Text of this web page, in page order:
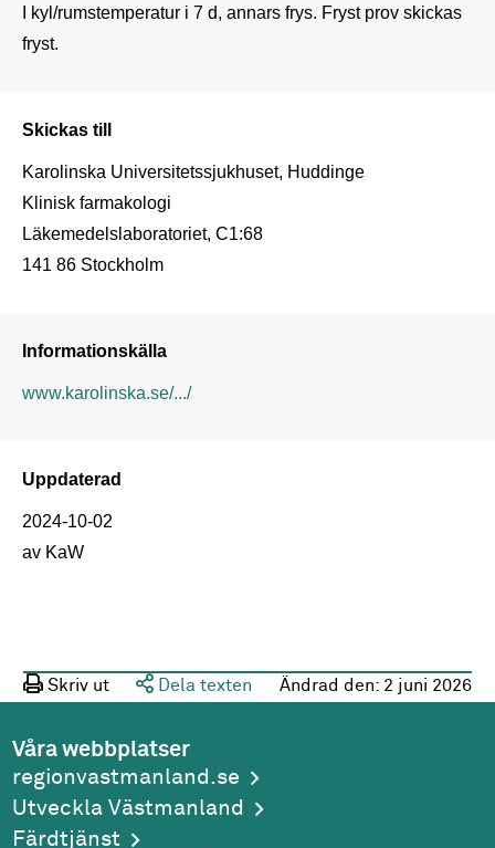
I kyl/rumstemperatur i 7 d, annars frys. Fryst prov skickas
fryst.
Skickas till
Karolinska Universitetssjukhuset, Huddinge
Klinisk farmakologi
Läkemedelslaboratoriet, C1:68
141 86 Stockholm
Informationskälla
www.karolinska.se/.../
Uppdaterad
2024-10-02
av KaW
Skriv ut Dela texten Ändrad den: 2 juni 2026
Våra webbplatser
regionvastmanland.se
Utveckla Västmanland
Färdtjänst